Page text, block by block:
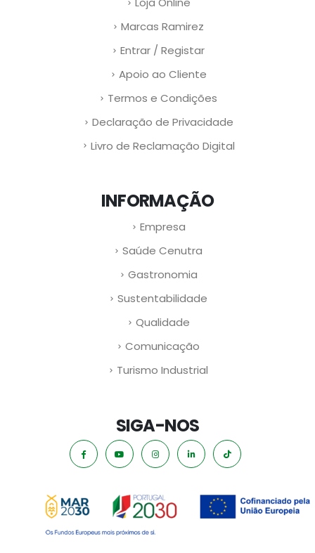
Marcas Ramirez
Entrar / Registar
Apoio ao Cliente
Termos e Condições
Declaração de Privacidade
Livro de Reclamação Digital
INFORMAÇÃO
Empresa
Saúde Cenutra
Gastronomia
Sustentabilidade
Qualidade
Comunicação
Turismo Industrial
SIGA-NOS